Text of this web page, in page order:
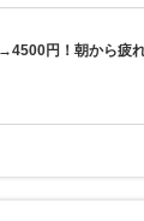
円！朝から疲